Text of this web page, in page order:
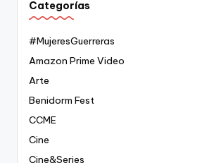
Categorías
#MujeresGuerreras
Amazon Prime Video
Arte
Benidorm Fest
CCME
Cine
Cine&Series